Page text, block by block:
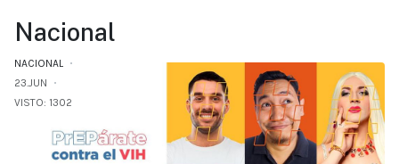
Nacional
NACIONAL
23.JUN
VISTO: 1302